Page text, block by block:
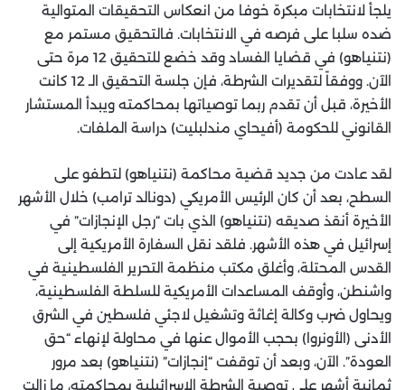
يلجأ لانتخابات مبكرة خوفا من انعكاس التحقيقات المتوالية
ضده سلبا على فرصه في الانتخابات. فالتحقيق مستمر مع
(نتنياهو) في قضايا الفساد وقد خضع للتحقيق 12 مرة حتى
الآن. ووفقاً لتقديرات الشرطة، فإن جلسة التحقيق الـ 12 كانت
الأخيرة، قبل أن تقدم ربما توصياتها بمحاكمته ويبدأ المستشار
القانوني للحكومة (أفيحاي مندلبليت) دراسة الملفات.
لقد عادت من جديد قضية محاكمة (نتنياهو) لتطفو على
السطح، بعد أن كان الرئيس الأمريكي (دونالد ترامب) خلال الأشهر
الأخيرة أنقذ صديقه (نتنياهو) الذي بات “رجل الإنجازات” في
إسرائيل في هذه الأشهر. فلقد نقل السفارة الأمريكية إلى
القدس المحتلة، وأغلق مكتب منظمة التحرير الفلسطينية في
واشنطن، وأوقف المساعدات الأمريكية للسلطة الفلسطينية،
ويحاول ضرب وكالة إغاثة وتشغيل لاجئي فلسطين في الشرق
الأدنى (الأونروا) بحجب الأموال عنها في محاولة لإنهاء “حق
العودة”. الآن، وبعد أن توقفت “إنجازات” (نتنياهو) بعد مرور
ثمانية أشهر على توصية الشرطة الإسرائيلية بمحاكمته، ما زالت